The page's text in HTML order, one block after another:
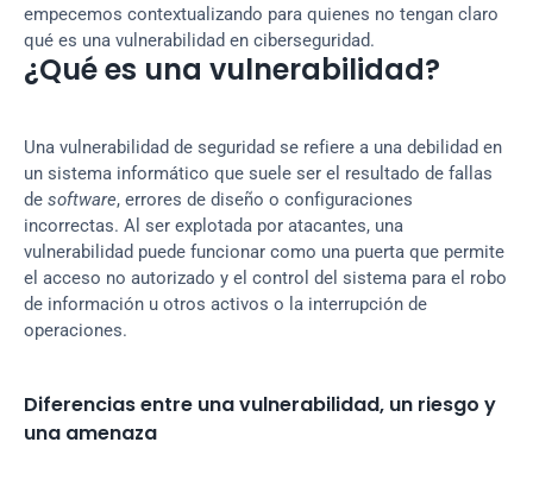
empecemos contextualizando para quienes no tengan claro
qué es una vulnerabilidad en ciberseguridad.
¿Qué es una vulnerabilidad?
Una vulnerabilidad de seguridad se refiere a una debilidad en
un sistema informático que suele ser el resultado de fallas
de software, errores de diseño o configuraciones
incorrectas. Al ser explotada por atacantes, una
vulnerabilidad puede funcionar como una puerta que permite
el acceso no autorizado y el control del sistema para el robo
de información u otros activos o la interrupción de
operaciones.
Diferencias entre una vulnerabilidad, un riesgo y
una amenaza